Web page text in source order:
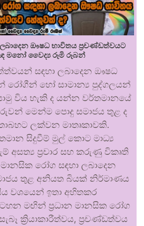
ඖෂධ භාවිතය ප්‍රචණ්ඩත්වයට
මනෝ වෛද්‍ය රූමි රූබන්
සඳහා ලබාදෙන ඖෂධ
රෝගීන් හෝ සාමාන්‍ය පුද්ගලයන්
විය හැකි ද යන්න වර්තමානයේ
මෙන්ම පොදු සමාජය තුළ ද
ලක්වන මාතෘකාවකි.
සිදුවීම් මුල් කොට මාධ්‍ය
අසත්‍ය ප්‍රචාර සහ කරුණු විකෘති
රෝග සඳහා ලබාදෙන
තුළ අනියත බියක් නිර්මාණය
වශයෙන් ඉතා අහිතකර
මඟින් ප්‍රධාන මානසික රෝග
ක්‍රියාකාරීත්වය, ප්‍රචණ්ඩත්වය